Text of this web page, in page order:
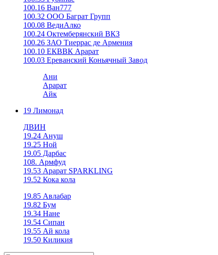
100.16 Ван777
100.32 ООО Баграт Групп
100.08 ВедиАлко
100.24 Октемберянский ВКЗ
100.26 ЗАО Тиеррас де Армения
100.10 ЕКВВК Арарат
100.03 Ереванский Коньячный Завод
Ани
Арарат
Айк
19 Лимонад
ДВИН
19.24 Ануш
19.25 Ной
19.05 Дарбас
108. Армфуд
19.53 Арарат SPARKLING
19.52 Кока кола
19.85 Авлабар
19.82 Бум
19.34 Нане
19.54 Сипан
19.55 Ай кола
19.50 Киликия